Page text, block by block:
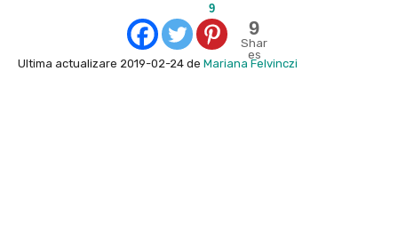
9
9
Shar
es
Ultima actualizare 2019-02-24 de Mariana Felvinczi